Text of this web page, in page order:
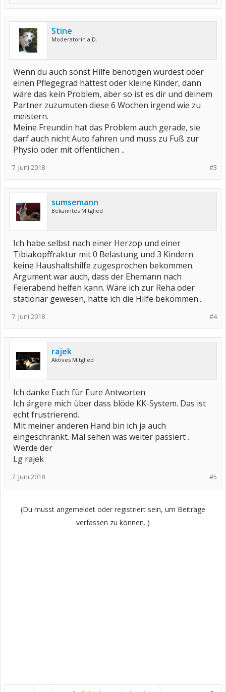
Stine
Moderatorin a.D.
Wenn du auch sonst Hilfe benötigen würdest oder
einen Pflegegrad hättest oder kleine Kinder, dann
wäre das kein Problem, aber so ist es dir und deinem
Partner zuzumuten diese 6 Wochen irgend wie zu
meistern.
Meine Freundin hat das Problem auch gerade, sie
darf auch nicht Auto fahren und muss zu Fuß zur
Physio oder mit öffentlichen ..
#3
7. Juni 2018
sumsemann
Bekanntes Mitglied
Ich habe selbst nach einer Herzop und einer
Tibiakopffraktur mit 0 Belastung und 3 Kindern
keine Haushaltshilfe zugesprochen bekommen.
Argument war auch, dass der Ehemann nach
Feierabend helfen kann. Wäre ich zur Reha oder
stationär gewesen, hätte ich die Hilfe bekommen...
#4
7. Juni 2018
rajek
Aktives Mitglied
Ich danke Euch für Eure Antworten
Ich ärgere mich über dass blöde KK-System. Das ist
echt frustrierend.
Mit meiner anderen Hand bin ich ja auch
eingeschränkt. Mal sehen was weiter passiert .
Werde der
Lg rajek
#5
7. Juni 2018
(Du musst angemeldet oder registriert sein, um Beiträge
verfassen zu können. )